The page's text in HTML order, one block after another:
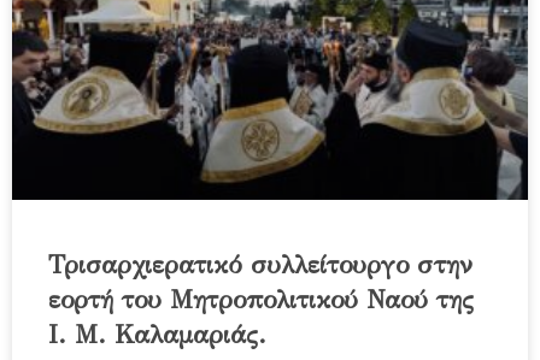
Τρισαρχιερατικό συλλείτουργο στην
εορτή του Μητροπολιτικού Ναού της
Ι. Μ. Καλαμαριάς.